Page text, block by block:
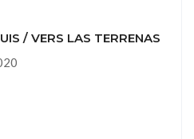
/ VERS LAS TERRENAS